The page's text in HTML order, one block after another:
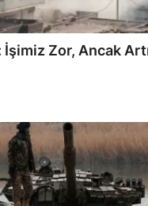
Zor, Ancak